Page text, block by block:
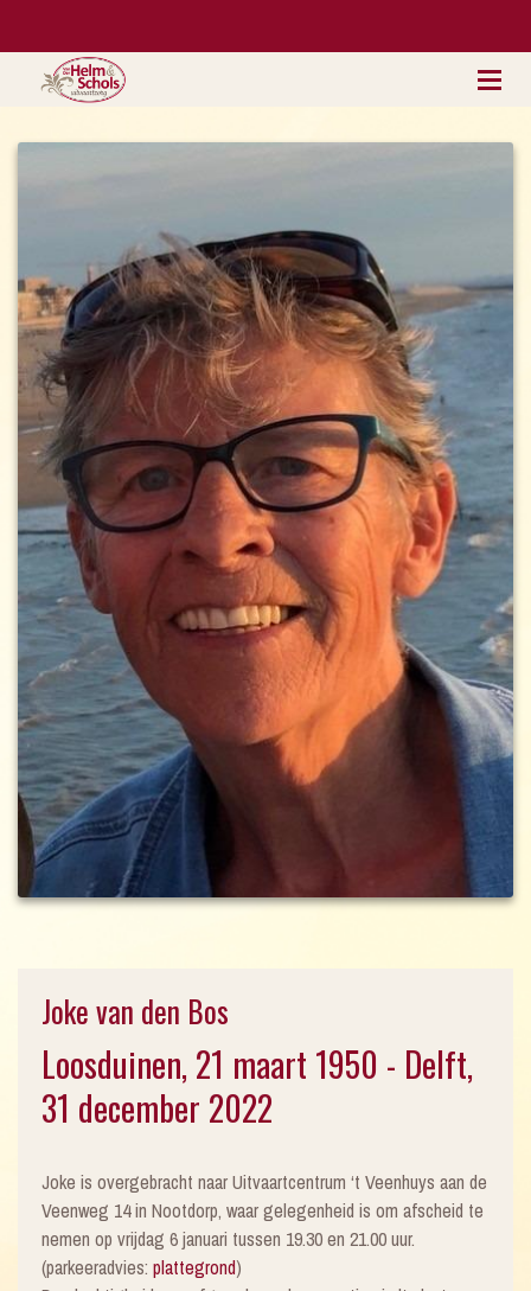
Joke van den Bos
Loosduinen, 21 maart 1950 - Delft,
31 december 2022
Joke is overgebracht naar Uitvaartcentrum ‘t Veenhuys aan de
Veenweg 14 in Nootdorp, waar gelegenheid is om afscheid te
nemen op vrijdag 6 januari tussen 19.30 en 21.00 uur.
(parkeeradvies: plattegrond)